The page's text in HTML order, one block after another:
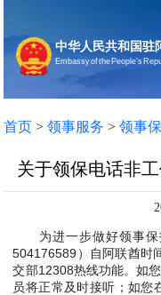
中华人民共和国驻
Embassy of the People’s
首页 >领事服务 >领事
关于领保电话非
为进一步做好领事保
504176589）自阿联酋时
交部12308热线功能。如
员将正常及时接听；如您